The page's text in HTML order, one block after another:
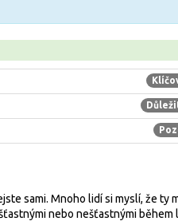
sami. Mnoho lidí si myslí, že ty
nebo nešťastnými během